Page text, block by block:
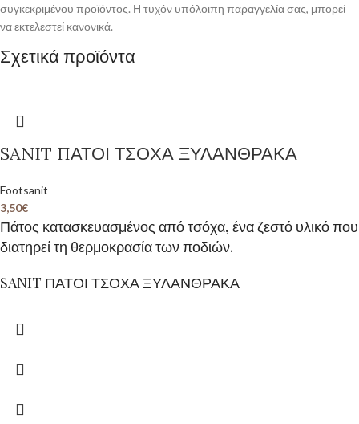
συγκεκριμένου προϊόντος. Η τυχόν υπόλοιπη παραγγελία σας, μπορεί
να εκτελεστεί κανονικά.
Σχετικά προϊόντα
SANIT ΠΑΤΟΙ ΤΣΟΧΑ ΞΥΛΑΝΘΡΑΚΑ
Footsanit
3,50€
Πάτος κατασκευασμένος από τσόχα, ένα ζεστό υλικό που
διατηρεί τη θερμοκρασία των ποδιών.
SANIT ΠΑΤΟΙ ΤΣΟΧΑ ΞΥΛΑΝΘΡΑΚΑ